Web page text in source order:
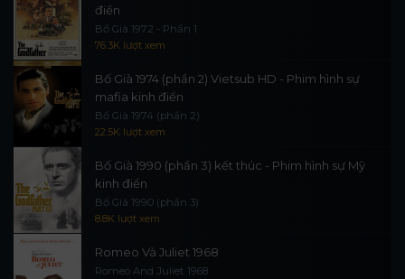
điển
Bố Già 1972 - Phần 1
76.3K lượt xem
Bố Già 1974 (phần 2) Vietsub HD - Phim hình sự
mafia kinh điển
Bố Già 1974 (phần 2)
22.5K lượt xem
Bố Già 1990 (phần 3) kết thúc - Phim hình sự Mỹ
kinh điển
Bố Già 1990 (phần 3)
8.8K lượt xem
Romeo Và Juliet 1968
Romeo And Juliet 1968